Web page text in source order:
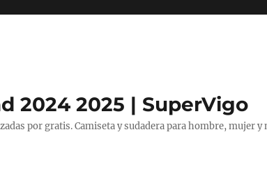
2024 2025 | SuperVigo
por gratis. Camiseta y sudadera para hombre, mujer y